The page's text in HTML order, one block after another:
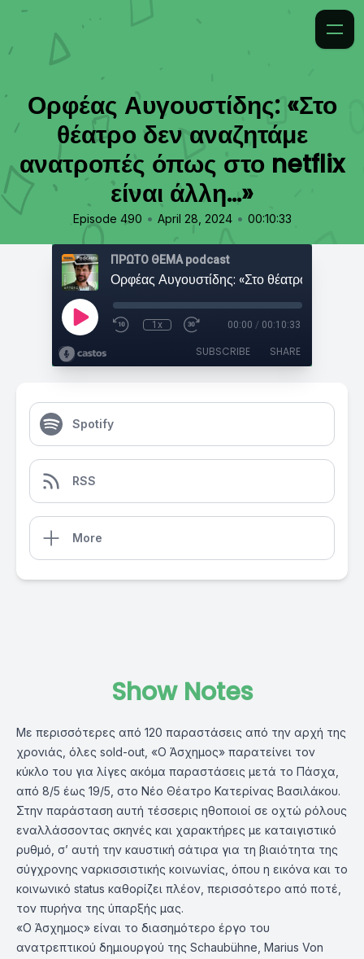
Ορφέας Αυγουστίδης: «Στο
θέατρο δεν αναζητάμε
ανατροπές όπως στο netflix
είναι άλλη...»
Episode 490 • April 28, 2024 • 00:10:33
ΠΡΩΤΟ ΘΕΜΑ podcast
1x 00:00 / 00:10:33
SUBSCRIBE SHARE
Spotify
RSS
More
Show Notes
Με περισσότερες από 120 παραστάσεις από την αρχή της
χρονιάς, όλες sold-out, «Ο Άσχημος» παρατείνει τον
κύκλο του για λίγες ακόμα παραστάσεις μετά το Πάσχα,
από 8/5 έως 19/5, στο Νέο Θέατρο Κατερίνας Βασιλάκου.
Στην παράσταση αυτή τέσσερις ηθοποιοί σε οχτώ ρόλους
εναλλάσσοντας σκηνές και χαρακτήρες με καταιγιστικό
ρυθμό, σ’ αυτή την καυστική σάτιρα για τη βιαιότητα της
σύγχρονης ναρκισσιστικής κοινωνίας, όπου η εικόνα και το
κοινωνικό status καθορίζει πλέον, περισσότερο από ποτέ,
τον πυρήνα της ύπαρξής μας.
«Ο Άσχημος» είναι το διασημότερο έργο του
ανατρεπτικού δημιουργού της Schaubühne, Marius Von